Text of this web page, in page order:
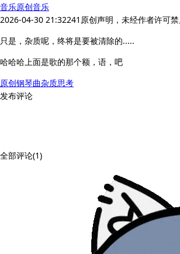
音乐原创音乐
2026-04-30 21:32241 原创声明，未经作者许可
只是，杂质呢，终将是要被清除的.....
哈哈哈上面是歌的那个额，语，吧
原创钢琴曲杂质思考
发布评论
全部评论(1)